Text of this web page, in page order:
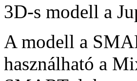
3D-s modell a
A modell a
használható a